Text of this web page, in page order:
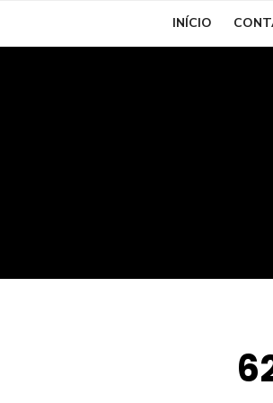
INÍCIO